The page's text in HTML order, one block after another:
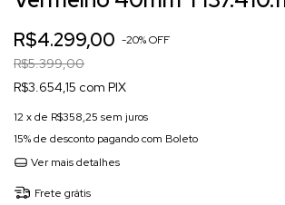
R$4.299,00 -20%OFF
R$5.399,00
R$3.654,15 com PIX
12 x de R$358,25 sem juros
15% de desconto pagando com Boleto
Ver mais detalhes
Frete grátis